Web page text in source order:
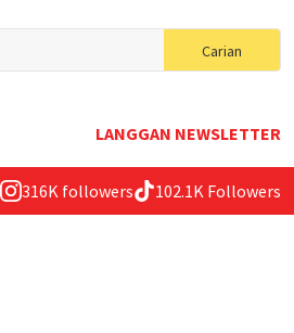
Carian
for:
LANGGAN NEWSLETTER
316K followers 102.1K Followers